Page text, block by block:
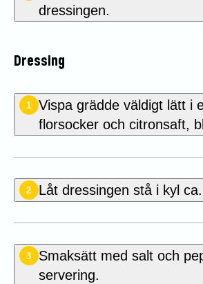
dressingen.
Dressing
1
Vispa grädde väldigt lätt i
florsocker och citronsaft,
2 Låt dressingen stå i kyl
3
Smaksätt med salt och
servering.